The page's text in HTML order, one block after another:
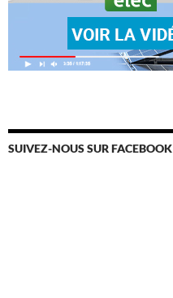
SUIVEZ-NOUS SUR FACEBOOK